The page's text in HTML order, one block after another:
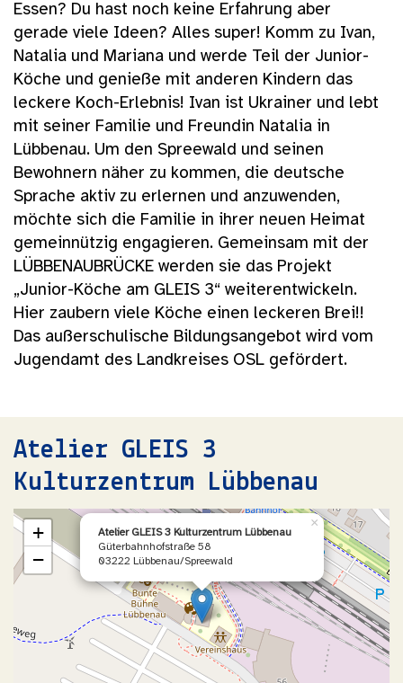
Essen? Du hast noch keine Erfahrung aber
gerade viele Ideen? Alles super! Komm zu Ivan,
Natalia und Mariana und werde Teil der Junior-
Köche und genieße mit anderen Kindern das
leckere Koch-Erlebnis! Ivan ist Ukrainer und lebt
mit seiner Familie und Freundin Natalia in
Lübbenau. Um den Spreewald und seinen
Bewohnern näher zu kommen, die deutsche
Sprache aktiv zu erlernen und anzuwenden,
möchte sich die Familie in ihrer neuen Heimat
gemeinnützig engagieren. Gemeinsam mit der
LÜBBENAUBRÜCKE werden sie das Projekt
„Junior-Köche am GLEIS 3“ weiterentwickeln.
Hier zaubern viele Köche einen leckeren Brei!!
Das außerschulische Bildungsangebot wird vom
Jugendamt des Landkreises OSL gefördert.
Atelier GLEIS 3
Kulturzentrum Lübbenau
Atelier GLEIS 3 Kulturzentrum Lübbenau
Güterbahnhofstraße 58
03222 Lübbenau/Spreewald
×
+
−